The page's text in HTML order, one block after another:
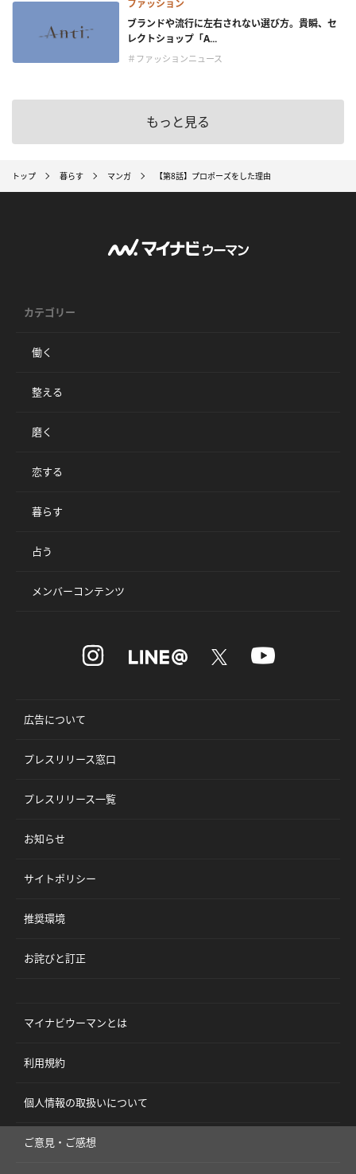
ファッション
ブランドや流行に左右されない選び方。貴瞬、セ
レクトショップ「A...
＃ファッションニュース
もっと見る
トップ 暮らす マンガ 【第8話】プロポーズをした理由
カテゴリー
働く
整える
磨く
恋する
暮らす
占う
メンバーコンテンツ
広告について
プレスリリース窓口
プレスリリース一覧
お知らせ
サイトポリシー
推奨環境
お詫びと訂正
マイナビウーマンとは
利用規約
個人情報の取扱いについて
ご意見・ご感想